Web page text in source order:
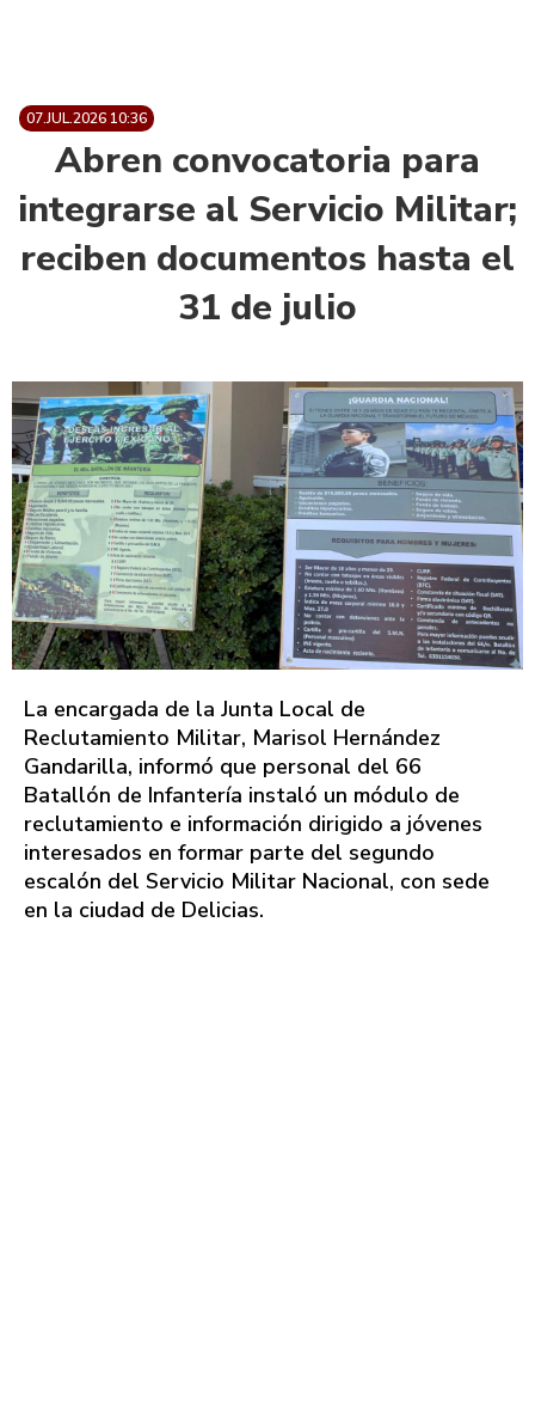
07.JUL.2026 10:36
Abren convocatoria para
integrarse al Servicio Militar;
reciben documentos hasta el
31 de julio
La encargada de la Junta Local de
Reclutamiento Militar, Marisol Hernández
Gandarilla, informó que personal del 66
Batallón de Infantería instaló un módulo de
reclutamiento e información dirigido a jóvenes
interesados en formar parte del segundo
escalón del Servicio Militar Nacional, con sede
en la ciudad de Delicias.